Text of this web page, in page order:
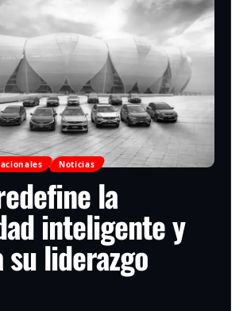
Noticias
la
inteligente y
su liderazgo